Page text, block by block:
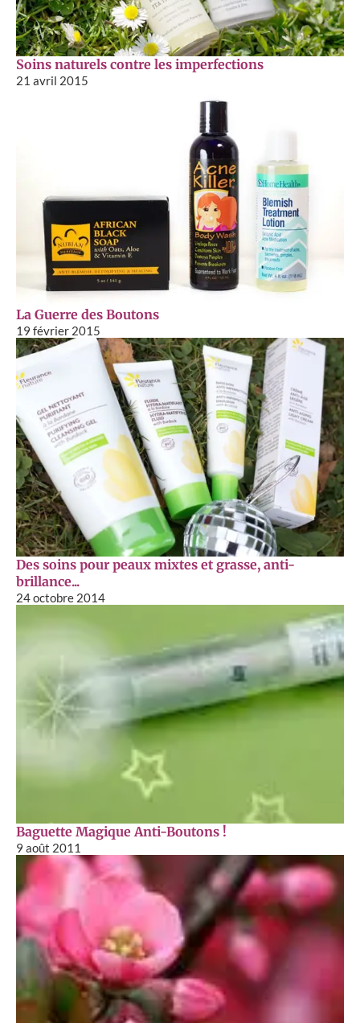
Soins naturels contre les imperfections
21 avril 2015
La Guerre des Boutons
19 février 2015
Des soins pour peaux mixtes et grasse, anti-
brillance...
24 octobre 2014
Baguette Magique Anti-Boutons !
9 août 2011